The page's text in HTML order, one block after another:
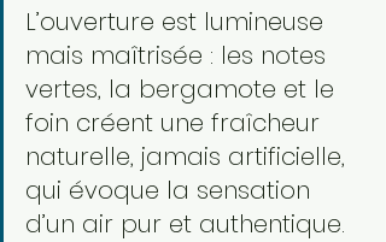
L’ouverture est lumineuse
mais maîtrisée : les notes
vertes, la bergamote et le
foin créent une fraîcheur
naturelle, jamais artificielle,
qui évoque la sensation
d’un air pur et authentique.